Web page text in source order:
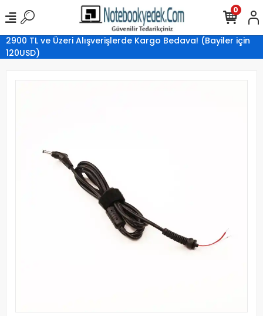
2900 TL ve Üzeri Alışverişlerde Kargo Bedava! (Bayiler için
120USD)
0